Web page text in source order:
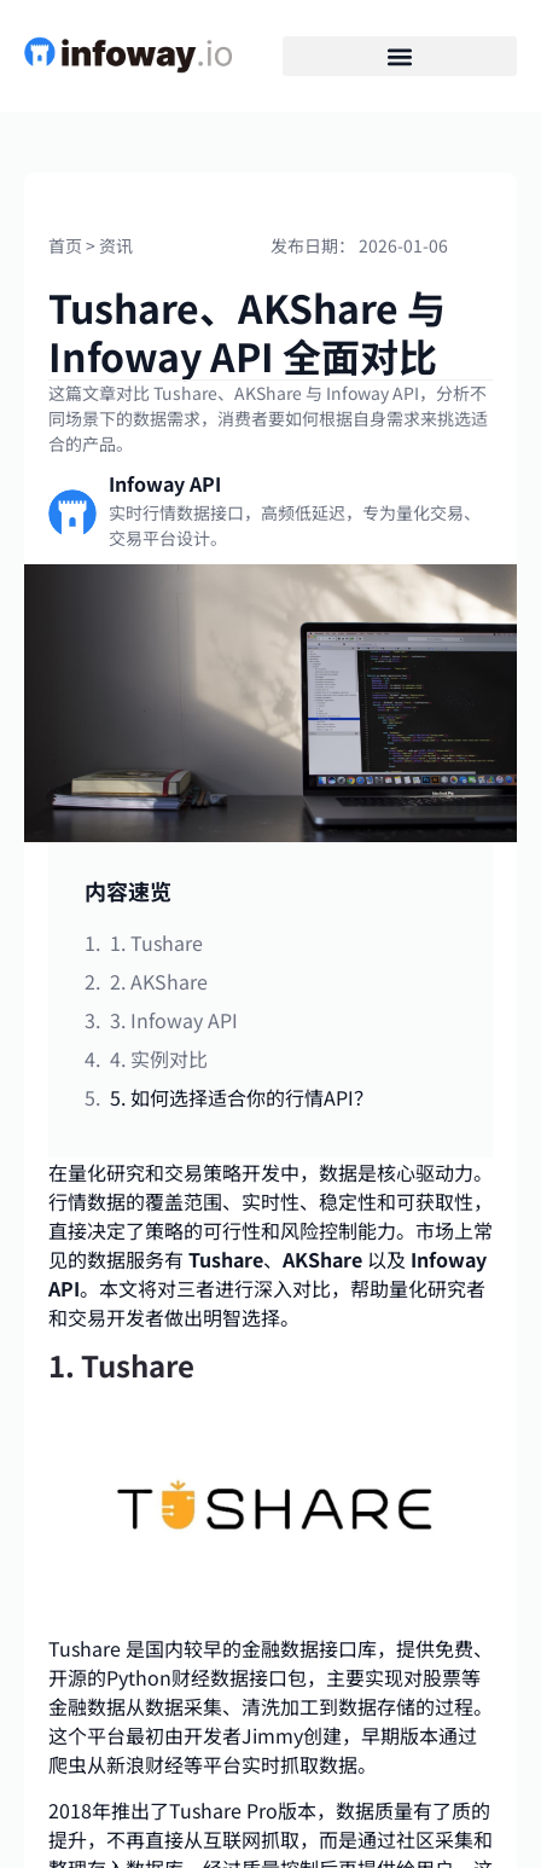
首页 >资讯 发布日期： 2026-01-06
Tushare、AKShare 与
Infoway API 全面对比
这篇文章对比 Tushare、AKShare 与 Infoway API，分析不
同场景下的数据需求，消费者要如何根据自身需求来挑选适
合的产品。
Infoway API
实时行情数据接口，高频低延迟，专为量化交易、
交易平台设计。
内容速览
1. Tushare
2. AKShare
3. Infoway API
4. 实例对比
5. 如何选择适合你的行情API？
在量化研究和交易策略开发中，数据是核心驱动力。
行情数据的覆盖范围、实时性、稳定性和可获取性，
直接决定了策略的可行性和风险控制能力。市场上常
见的数据服务有 Tushare、 AKShare 以及 Infoway
API。本文将对三者进行深入对比，帮助量化研究者
和交易开发者做出明智选择。
1. Tushare
Tushare 是国内较早的金融数据接口库，提供免费、
开源的Python财经数据接口包，主要实现对股票等
金融数据从数据采集、清洗加工到数据存储的过程。
这个平台最初由开发者Jimmy创建，早期版本通过
爬虫从新浪财经等平台实时抓取数据。
2018年推出了Tushare Pro版本，数据质量有了质的
提升，不再直接从互联网抓取，而是通过社区采集和